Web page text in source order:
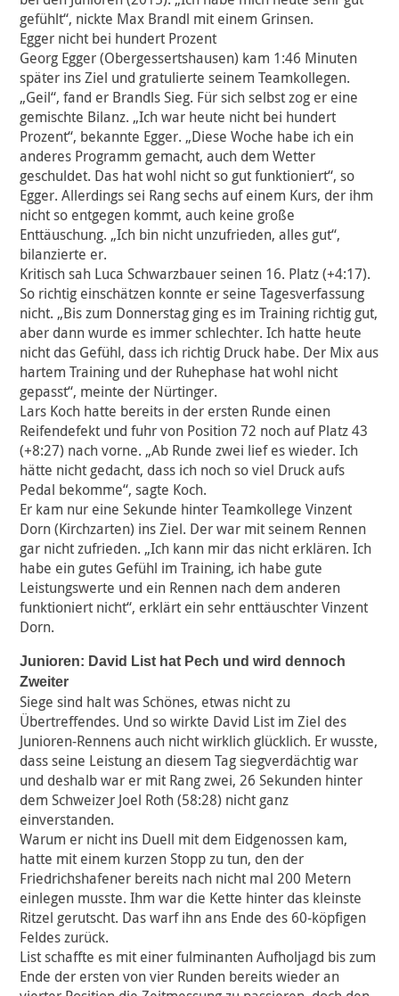
gefühlt“, nickte Max Brandl mit einem Grinsen.
Egger nicht bei hundert Prozent
Georg Egger (Obergessertshausen) kam 1:46 Minuten
später ins Ziel und gratulierte seinem Teamkollegen.
„Geil“, fand er Brandls Sieg. Für sich selbst zog er eine
gemischte Bilanz. „Ich war heute nicht bei hundert
Prozent“, bekannte Egger. „Diese Woche habe ich ein
anderes Programm gemacht, auch dem Wetter
geschuldet. Das hat wohl nicht so gut funktioniert“, so
Egger. Allerdings sei Rang sechs auf einem Kurs, der ihm
nicht so entgegen kommt, auch keine große
Enttäuschung. „Ich bin nicht unzufrieden, alles gut“,
bilanzierte er.
Kritisch sah Luca Schwarzbauer seinen 16. Platz (+4:17).
So richtig einschätzen konnte er seine Tagesverfassung
nicht. „Bis zum Donnerstag ging es im Training richtig gut,
aber dann wurde es immer schlechter. Ich hatte heute
nicht das Gefühl, dass ich richtig Druck habe. Der Mix aus
hartem Training und der Ruhephase hat wohl nicht
gepasst“, meinte der Nürtinger.
Lars Koch hatte bereits in der ersten Runde einen
Reifendefekt und fuhr von Position 72 noch auf Platz 43
(+8:27) nach vorne. „Ab Runde zwei lief es wieder. Ich
hätte nicht gedacht, dass ich noch so viel Druck aufs
Pedal bekomme“, sagte Koch.
Er kam nur eine Sekunde hinter Teamkollege Vinzent
Dorn (Kirchzarten) ins Ziel. Der war mit seinem Rennen
gar nicht zufrieden. „Ich kann mir das nicht erklären. Ich
habe ein gutes Gefühl im Training, ich habe gute
Leistungswerte und ein Rennen nach dem anderen
funktioniert nicht“, erklärt ein sehr enttäuschter Vinzent
Dorn.
Junioren: David List hat Pech und wird dennoch
Zweiter
Siege sind halt was Schönes, etwas nicht zu
Übertreffendes. Und so wirkte David List im Ziel des
Junioren-Rennens auch nicht wirklich glücklich. Er wusste,
dass seine Leistung an diesem Tag siegverdächtig war
und deshalb war er mit Rang zwei, 26 Sekunden hinter
dem Schweizer Joel Roth (58:28) nicht ganz
einverstanden.
Warum er nicht ins Duell mit dem Eidgenossen kam,
hatte mit einem kurzen Stopp zu tun, den der
Friedrichshafener bereits nach nicht mal 200 Metern
einlegen musste. Ihm war die Kette hinter das kleinste
Ritzel gerutscht. Das warf ihn ans Ende des 60-köpfigen
Feldes zurück.
List schaffte es mit einer fulminanten Aufholjagd bis zum
Ende der ersten von vier Runden bereits wieder an